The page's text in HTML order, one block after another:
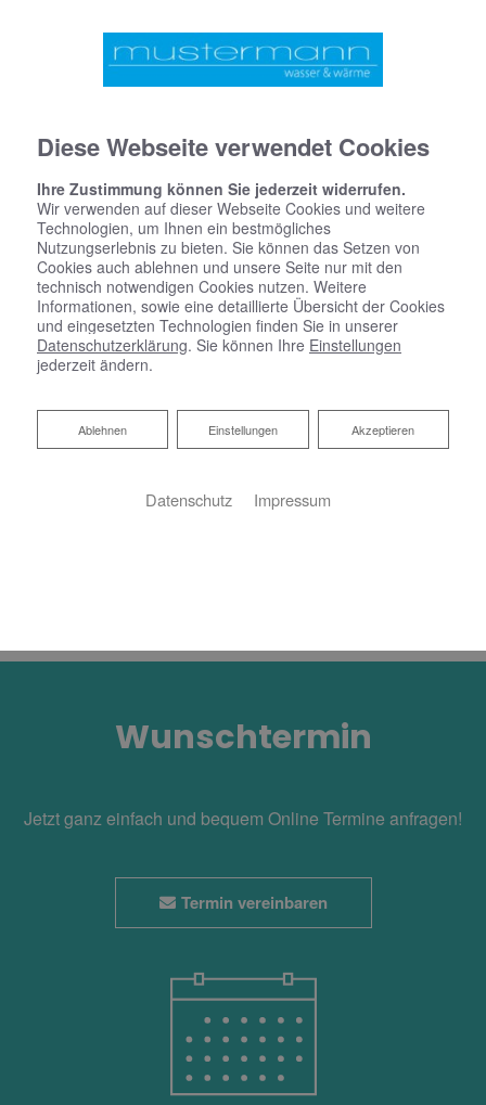
Schutz vor Wind und Wetter
Hier präsentieren wir Ihnen Referenzen aus unseren
Spenglereiarbeiten.
Wunschtermin
Jetzt ganz einfach und bequem Online Termine anfragen!
Termin vereinbaren
Diese Webseite verwendet Cookies
Ihre Zustimmung können Sie jederzeit widerrufen.
Wir verwenden auf dieser Webseite Cookies und weitere
Technologien, um Ihnen ein bestmögliches
Nutzungserlebnis zu bieten. Sie können das Setzen von
Cookies auch ablehnen und unsere Seite nur mit den
technisch notwendigen Cookies nutzen. Weitere
Informationen, sowie eine detaillierte Übersicht der Cookies
und eingesetzten Technologien finden Sie in unserer
Datenschutzerklärung. Sie können Ihre Einstellungen
jederzeit ändern.
Akzeptieren
Einstellungen
Reject
Ablehnen
Datenschutz Impressum